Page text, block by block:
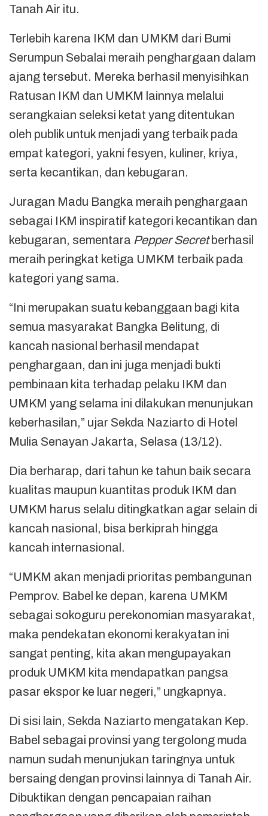
Tanah Air itu.
Terlebih karena IKM dan UMKM dari Bumi
Serumpun Sebalai meraih penghargaan dalam
ajang tersebut. Mereka berhasil menyisihkan
Ratusan IKM dan UMKM lainnya melalui
serangkaian seleksi ketat yang ditentukan
oleh publik untuk menjadi yang terbaik pada
empat kategori, yakni fesyen, kuliner, kriya,
serta kecantikan, dan kebugaran.
Juragan Madu Bangka meraih penghargaan
sebagai IKM inspiratif kategori kecantikan dan
kebugaran, sementara Pepper Secretberhasil
meraih peringkat ketiga UMKM terbaik pada
kategori yang sama.
“Ini merupakan suatu kebanggaan bagi kita
semua masyarakat Bangka Belitung, di
kancah nasional berhasil mendapat
penghargaan, dan ini juga menjadi bukti
pembinaan kita terhadap pelaku IKM dan
UMKM yang selama ini dilakukan menunjukan
keberhasilan,” ujar Sekda Naziarto di Hotel
Mulia Senayan Jakarta, Selasa (13/12).
Dia berharap, dari tahun ke tahun baik secara
kualitas maupun kuantitas produk IKM dan
UMKM harus selalu ditingkatkan agar selain di
kancah nasional, bisa berkiprah hingga
kancah internasional.
“UMKM akan menjadi prioritas pembangunan
Pemprov. Babel ke depan, karena UMKM
sebagai sokoguru perekonomian masyarakat,
maka pendekatan ekonomi kerakyatan ini
sangat penting, kita akan mengupayakan
produk UMKM kita mendapatkan pangsa
pasar ekspor ke luar negeri,” ungkapnya.
Di sisi lain, Sekda Naziarto mengatakan Kep.
Babel sebagai provinsi yang tergolong muda
namun sudah menunjukan taringnya untuk
bersaing dengan provinsi lainnya di Tanah Air.
Dibuktikan dengan pencapaian raihan